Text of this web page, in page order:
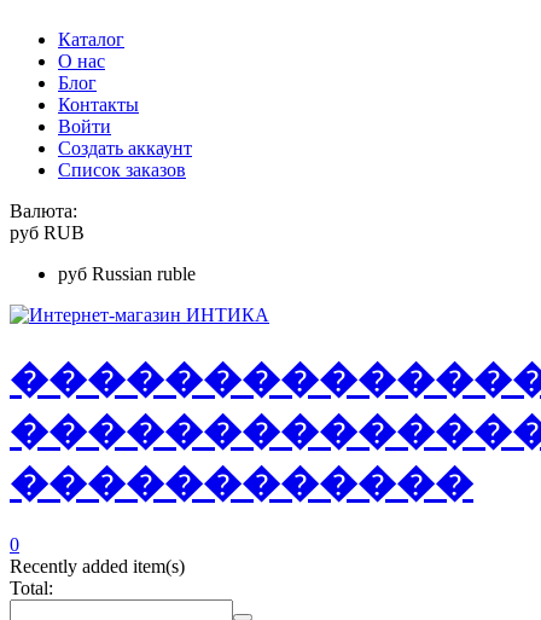
Каталог
О нас
Блог
Контакты
Войти
Создать аккаунт
Список заказов
Валюта:
руб RUB
руб Russian ruble
�������������
�������������
������������
0
Recently added item(s)
Total: